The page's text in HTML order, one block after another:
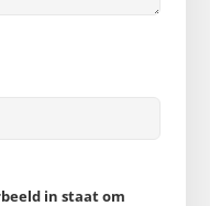
in staat om